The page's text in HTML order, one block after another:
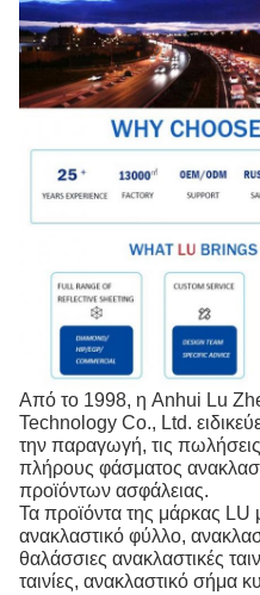
Από το 1998, η Anhui Lu
Technology Co., Ltd.
την παραγωγή, τις
πλήρους φάσματος
προϊόντων ασφάλειας.
Τα προϊόντα της μάρκας LU
ανακλαστικό φύλλο,
θαλάσσιες ανακλαστικές
ταινίες, ανακλαστικό σήμα